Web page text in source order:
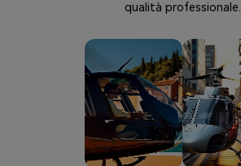
qualità professionale.